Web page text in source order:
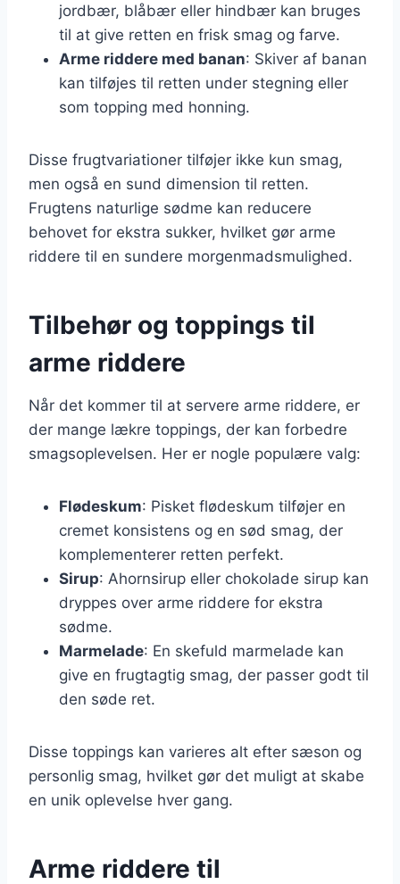
jordbær, blåbær eller hindbær kan bruges
til at give retten en frisk smag og farve.
Arme riddere med banan: Skiver af banan
kan tilføjes til retten under stegning eller
som topping med honning.
Disse frugtvariationer tilføjer ikke kun smag,
men også en sund dimension til retten.
Frugtens naturlige sødme kan reducere
behovet for ekstra sukker, hvilket gør arme
riddere til en sundere morgenmadsmulighed.
Tilbehør og toppings til
arme riddere
Når det kommer til at servere arme riddere, er
der mange lækre toppings, der kan forbedre
smagsoplevelsen. Her er nogle populære valg:
Flødeskum: Pisket flødeskum tilføjer en
cremet konsistens og en sød smag, der
komplementerer retten perfekt.
Sirup: Ahornsirup eller chokolade sirup kan
dryppes over arme riddere for ekstra
sødme.
Marmelade: En skefuld marmelade kan
give en frugtagtig smag, der passer godt til
den søde ret.
Disse toppings kan varieres alt efter sæson og
personlig smag, hvilket gør det muligt at skabe
en unik oplevelse hver gang.
Arme riddere til